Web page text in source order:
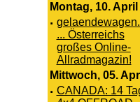
Montag, 10. April
·
... Österreichs
großes Online-
Allradmagazin!
Mittwoch, 05.
· CANADA: 14